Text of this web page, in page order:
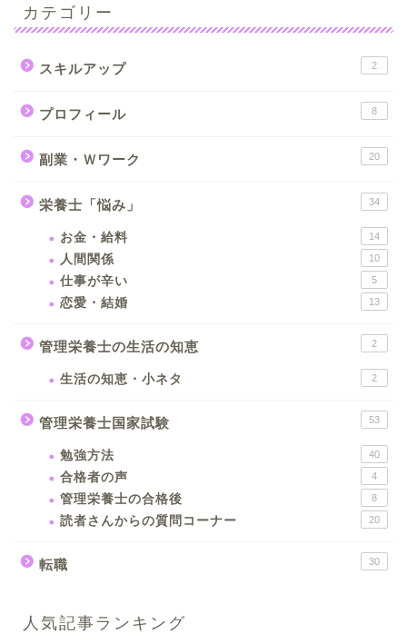
カテゴリー
スキルアップ 2
プロフィール 8
副業・Ｗワーク 20
栄養士「悩み」 34
お金・給料 14
人間関係 10
仕事が辛い 5
恋愛・結婚 13
管理栄養士の生活の知恵 2
生活の知恵・小ネタ 2
管理栄養士国家試験 53
勉強方法 40
合格者の声 4
管理栄養士の合格後 8
読者さんからの質問コーナー 20
転職 30
人気記事ランキング